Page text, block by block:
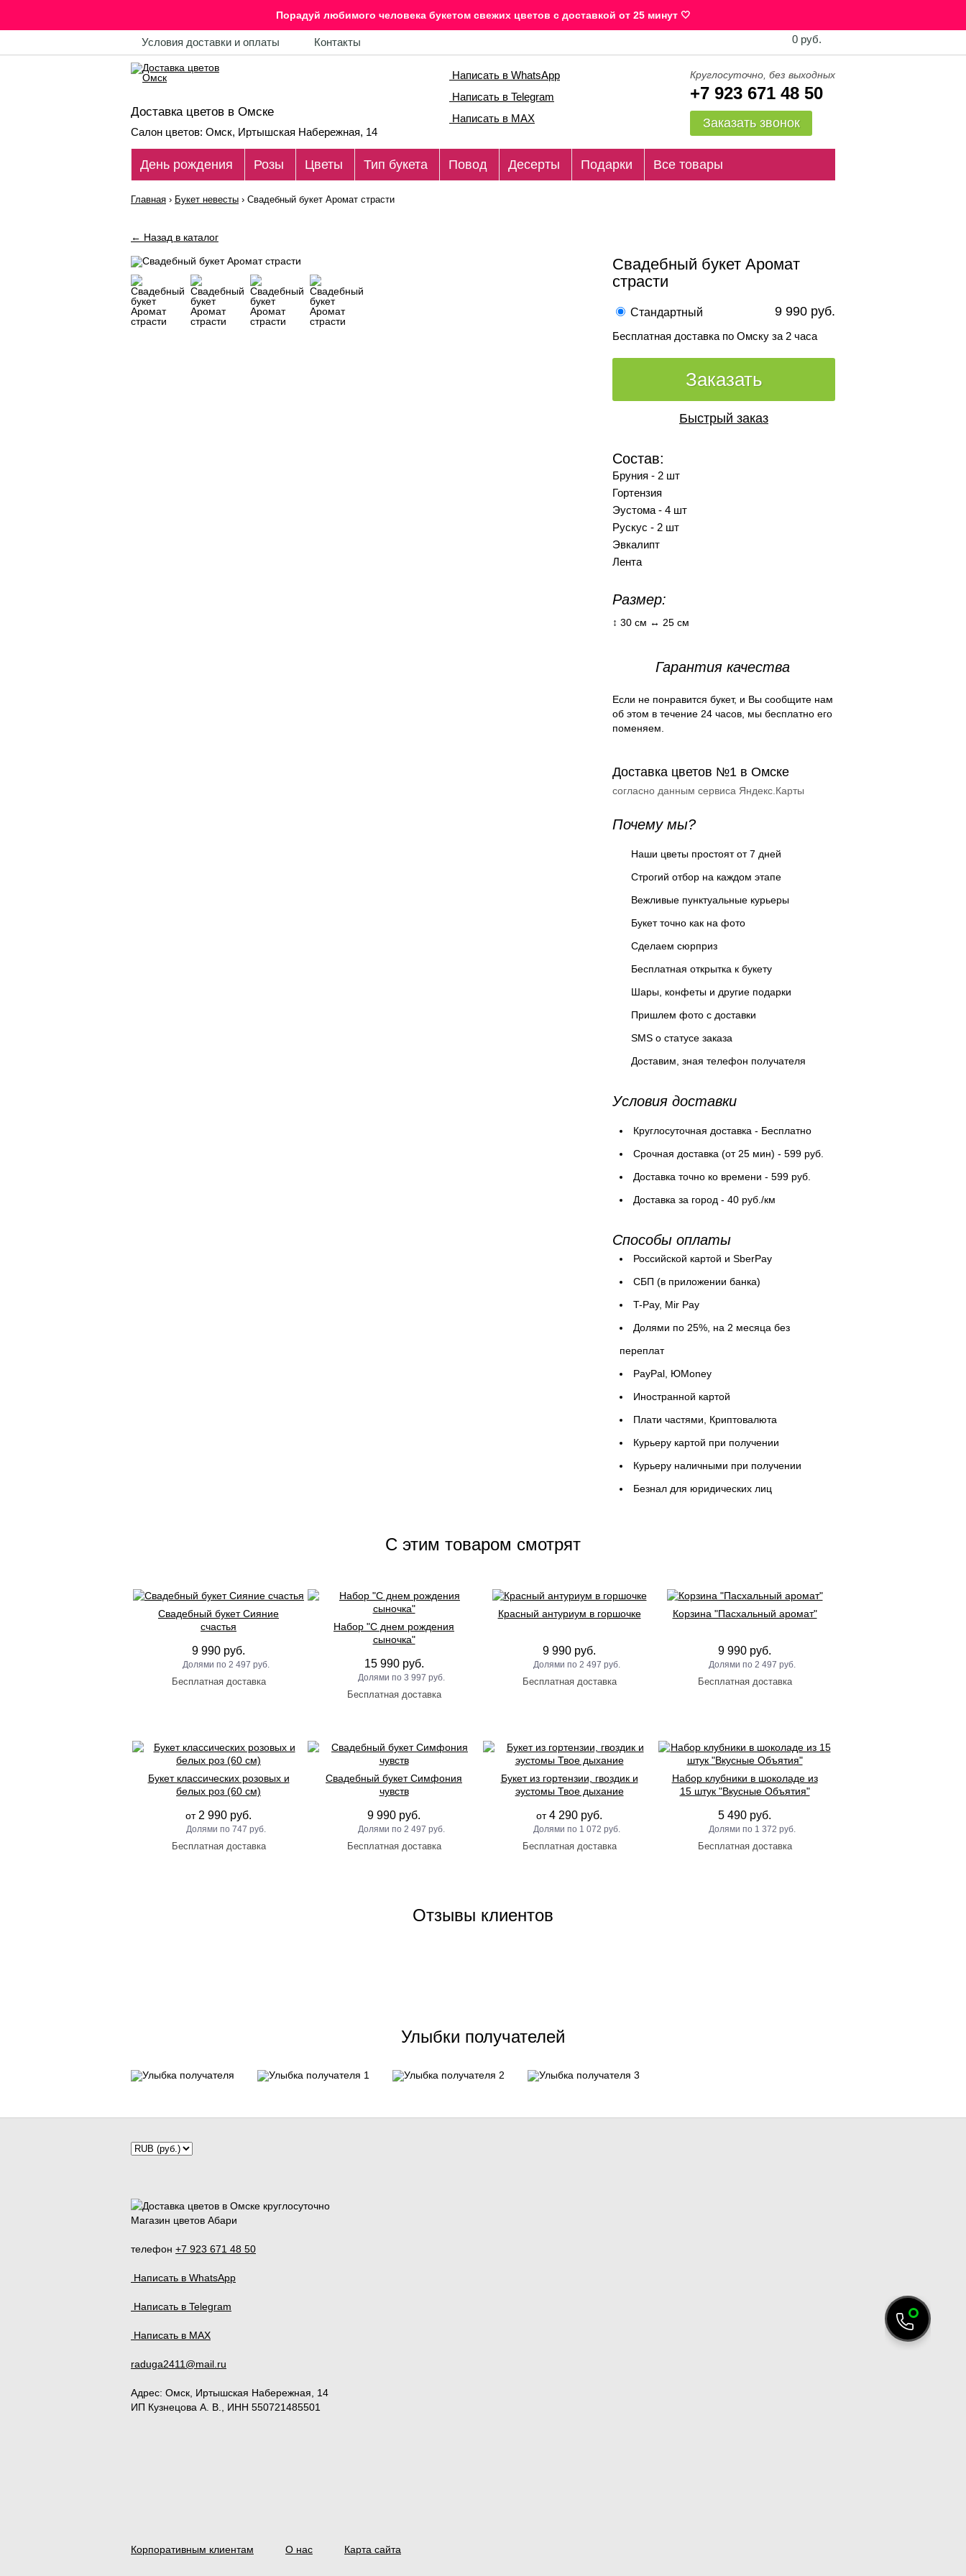
Порадуй любимого человека букетом свежих цветов c доставкой от 25 минут 🤍
Условия доставки и оплаты Контакты 0 руб.
Доставка цветов в Омске
Салон цветов: Омск, Иртышская Набережная, 14
Написать в WhatsApp
Написать в Telegram
Написать в MAX
Круглосуточно, без выходных
+7 923 671 48 50
Заказать звонок
День рождения Розы Цветы Тип букета Повод Десерты Подарки Все товары
Главная › Букет невесты › Свадебный букет Аромат страсти
← Назад в каталог
Свадебный букет Аромат
страсти
Стандартный 9 990 руб.
Бесплатная доставка по Омску за 2 часа
Заказать
Быстрый заказ
Состав:
Бруния - 2 шт
Гортензия
Эустома - 4 шт
Рускус - 2 шт
Эвкалипт
Лента
Размер:
↕ 30 см ↔ 25 см
Гарантия качества
Если не понравится букет, и Вы сообщите нам
об этом в течение 24 часов, мы бесплатно его
поменяем.
Доставка цветов №1 в Омске
согласно данным сервиса Яндекс.Карты
Почему мы?
Наши цветы простоят от 7 дней
Строгий отбор на каждом этапе
Вежливые пунктуальные курьеры
Букет точно как на фото
Сделаем сюрприз
Бесплатная открытка к букету
Шары, конфеты и другие подарки
Пришлем фото с доставки
SMS о статусе заказа
Доставим, зная телефон получателя
Условия доставки
Круглосуточная доставка - Бесплатно
Cрочная доставка (от 25 мин) - 599 руб.
Доставка точно ко времени - 599 руб.
Доставка за город - 40 руб./км
Способы оплаты
Российской картой и SberPay
СБП (в приложении банка)
T-Pay, Mir Pay
Долями по 25%, на 2 месяца без
переплат
PayPal, ЮMoney
Иностранной картой
Плати частями, Криптовалюта
Курьеру картой при получении
Курьеру наличными при получении
Безнал для юридических лиц
C этим товаром смотрят
Свадебный букет Сияние
счастья
9 990 руб.
2 497 руб.
Набор "С днем рождения
сыночка"
15 990 руб.
3 997 руб.
Красный антуриум в горшочке
9 990 руб.
2 497 руб.
Корзина "Пасхальный аромат"
9 990 руб.
2 497 руб.
Букет классических розовых и
белых роз (60 см)
от 2 990 руб.
747 руб.
Свадебный букет Симфония
чувств
9 990 руб.
2 497 руб.
Букет из гортензии, гвоздик и
эустомы Твое дыхание
от4 290 руб.
1 072 руб.
Набор клубники в шоколаде из
15 штук "Вкусные Объятия"
5 490 руб.
1 372 руб.
Отзывы клиентов
Улыбки получателей
Магазин цветов Абари
телефон +7 923 671 48 50
Написать в WhatsApp
Написать в Telegram
Написать в MAX
raduga2411@mail.ru
Адрес: Омск Иртышская Набережная, 14
ИП Кузнецова А. В., ИНН 550721485501
Корпоративным клиентам О нас Карта сайта